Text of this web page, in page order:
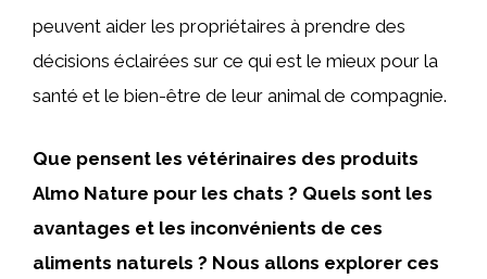
peuvent aider les propriétaires à prendre des
décisions éclairées sur ce qui est le mieux pour la
santé et le bien-être de leur animal de compagnie.
Que pensent les vétérinaires des produits
Almo Nature pour les chats ? Quels sont les
avantages et les inconvénients de ces
aliments naturels ? Nous allons explorer ces